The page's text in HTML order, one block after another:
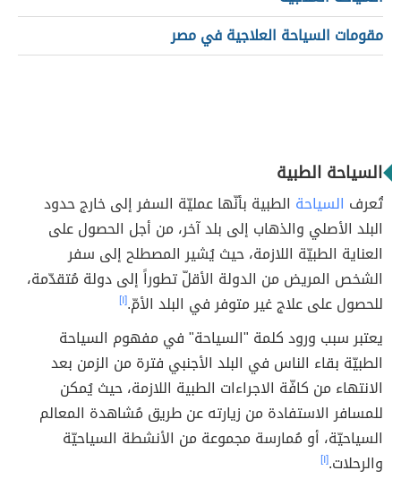
مقومات السياحة العلاجية في مصر
السياحة الطبية
تُعرف السياحة الطبية بأنّها عمليّة السفر إلى خارج حدود
البلد الأصلي والذهاب إلى بلد آخر، من أجل الحصول على
العناية الطبيّة اللازمة، حيث يُشير المصطلح إلى سفر
الشخص المريض من الدولة الأقلّ تطوراً إلى دولة مُتقدّمة،
للحصول على علاج غير متوفر في البلد الأمّ.[١]
يعتبر سبب ورود كلمة "السياحة" في مفهوم السياحة
الطبيّة بقاء الناس في البلد الأجنبي فترة من الزمن بعد
الانتهاء من كافّة الاجراءات الطبية اللازمة، حيث يُمكن
للمسافر الاستفادة من زيارته عن طريق مُشاهدة المعالم
السياحيّة، أو مُمارسة مجموعة من الأنشطة السياحيّة
والرحلات.[١]